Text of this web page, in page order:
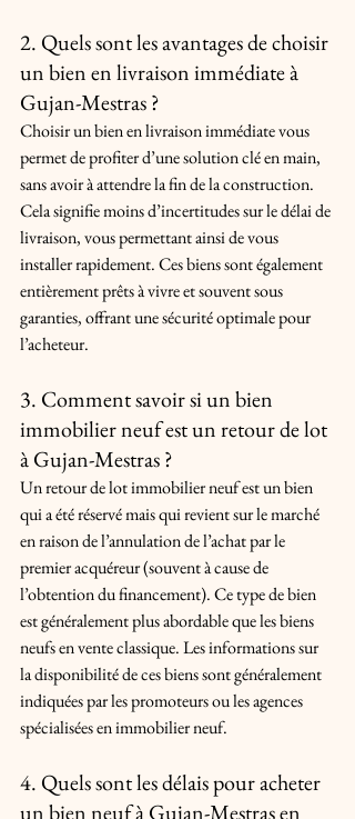
2. Quels sont les avantages de choisir
un bien en livraison immédiate à
Gujan-Mestras ?
Choisir un bien en livraison immédiate vous
permet de profiter d’une solution clé en main,
sans avoir à attendre la fin de la construction.
Cela signifie moins d’incertitudes sur le délai de
livraison, vous permettant ainsi de vous
installer rapidement. Ces biens sont également
entièrement prêts à vivre et souvent sous
garanties, offrant une sécurité optimale pour
l’acheteur.
3. Comment savoir si un bien
immobilier neuf est un retour de lot
à Gujan-Mestras ?
Un retour de lot immobilier neuf est un bien
qui a été réservé mais qui revient sur le marché
en raison de l’annulation de l’achat par le
premier acquéreur (souvent à cause de
l’obtention du financement). Ce type de bien
est généralement plus abordable que les biens
neufs en vente classique. Les informations sur
la disponibilité de ces biens sont généralement
indiquées par les promoteurs ou les agences
spécialisées en immobilier neuf.
4. Quels sont les délais pour acheter
un bien neuf à Gujan-Mestras en